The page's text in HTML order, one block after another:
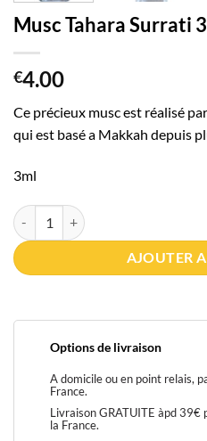
Musc Tahara Surrati
€4.00
Ce précieux musc est réalisé
qui est basé a Makkah depuis
3ml
quantité de Musc Tahara Surrati 3ml
AJOUTER
Options de livraison
A domicile ou en point relais,
France.
Livraison GRATUITE àpd
la France.